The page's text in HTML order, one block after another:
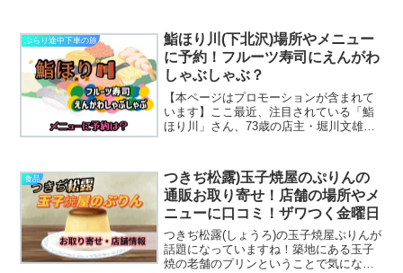
のせたキッチントレーラーで富士山の
水・朝霧高原で作った...
ぶらり途中下車の旅
鮨ほり川(下北沢)場所やメニュー
に予約！フルーツ寿司にえんがわ
しゃぶしゃぶ？
【本ページはプロモーションが含まれて
います】ここ最近、注目されている「鮨
ほり川」さん、73歳の店主・堀川文雄さ
気店となっています。メディアでも取り
上げられ...
食品
つきぢ松露)玉子焼屋のぷりんの
通販お取り寄せ！店舗の場所やメ
ニューに口コミ！ザワつく金曜日
つきぢ松露(しょうろ)の玉子焼屋ぷりんが
話題になっていますね！築地にある玉子
焼の老舗のプリンということで気になっ